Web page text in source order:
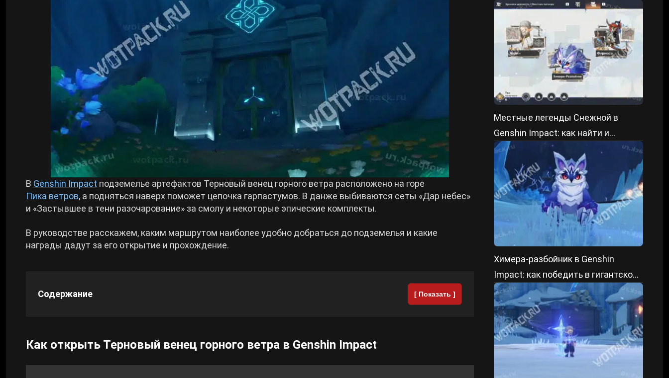
Kingdom Come: Deliverance 2
Path of Exile 2
Wuthering Waves
Roblox
Hogwarts Legacy
Cyberpunk 2077
Билды Wuthering Waves
Билды Cyberpunk 2077
Билды Path of Exile 2
В Genshin Impact подземелье артефактов Терновый венец горного ветра расположено на горе
Пика ветров, а подняться наверх поможет цепочка гарпастумов. В данже выбиваются сеты «Дар небес»
и «Застывшее в тени разочарование» за смолу и некоторые эпические комплекты.
В руководстве расскажем, каким маршрутом наиболее удобно добраться до подземелья и какие
награды дадут за его открытие и прохождение.
Содержание [ Показать ]
Как открыть Терновый венец горного ветра в Genshin Impact
пройти
Местные легенды Снежной в
Genshin Impact: как найти и
победить
Химера-разбойник в Genshin
Impact: как победить в гигантской
форме и уменьшенном состоянии